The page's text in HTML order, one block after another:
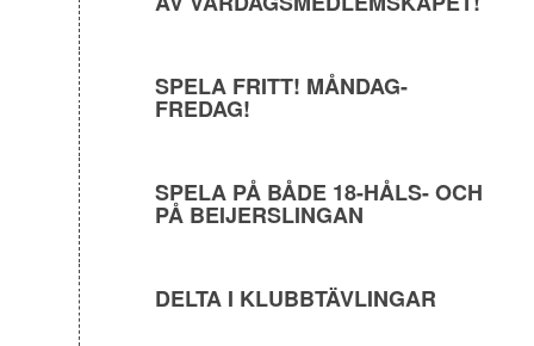
SPELA FRITT! MÅNDAG-
FREDAG!
SPELA PÅ BÅDE 18-HÅLS- OCH
PÅ BEIJERSLINGAN
DELTA I KLUBBTÄVLINGAR